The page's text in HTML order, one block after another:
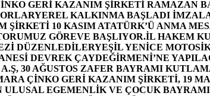
GERİ KAZANIM ŞİRKETİ RAMAZAN
YEREL KALKINMA BAŞLADI
10 KASIM ATATÜRK’Ü ANMA
GÖREVE BAŞLIYOR.İL HAKEM
DÜZENLEDİLERYEŞİL YENİCE
DEVREK ÇAYDEĞİRMENİ’NE
30 AĞUSTOS ZAFER BAYRAMI
ÇİNKO GERİ KAZANIM ŞİRKETİ, 19
EGEMENLİK VE ÇOCUK